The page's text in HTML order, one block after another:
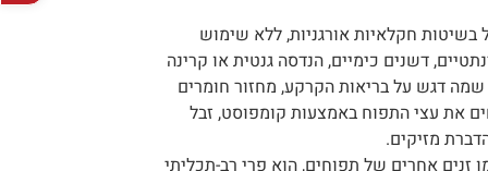
בשיטות חקלאיות אורגניות, ללא שימוש
דשנים כימיים, הנדסה גנטית או קרינה
שמה דגש על בריאות הקרקע, מחזור חומרים
את עצי התפוח באמצעות קומפוסט, זבל
מזיקים.